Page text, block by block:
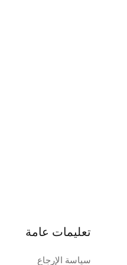
تعليمات عامة
سياسة الإرجاع